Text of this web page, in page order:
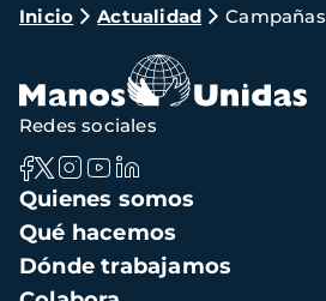
Ruta
navegación
Inicio Actualidad Campañas
Navegación
principal
Quienes somos
Qué hacemos
Dónde trabajamos
Redes sociales